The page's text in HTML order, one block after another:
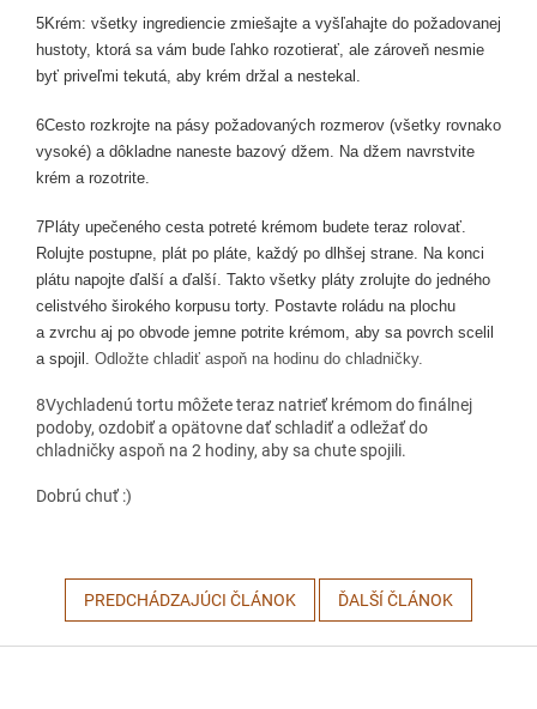
5Krém: všetky ingrediencie zmiešajte a vyšľahajte do požadovanej
hustoty, ktorá sa vám bude ľahko rozotierať, ale zároveň nesmie
byť priveľmi tekutá, aby krém držal a nestekal.
6Cesto rozkrojte na pásy požadovaných rozmerov (všetky rovnako
vysoké) a dôkladne naneste bazový džem. Na džem navrstvite
krém a rozotrite.
7Pláty upečeného cesta potreté krémom budete teraz rolovať.
Rolujte postupne, plát po pláte, každý po dlhšej strane. Na konci
plátu napojte ďalší a ďalší. Takto všetky pláty zrolujte do jedného
celistvého širokého korpusu torty. Postavte roládu na plochu
a zvrchu aj po obvode jemne potrite krémom, aby sa povrch scelil
a spojil. Odložte chladiť aspoň na hodinu do chladničky.
8Vychladenú tortu môžete teraz natrieť krémom do finálnej
podoby, ozdobiť a opätovne dať schladiť a odležať do
chladničky aspoň na 2 hodiny, aby sa chute spojili.
Dobrú chuť :)
PREDCHÁDZAJÚCI ČLÁNOK ĎALŠÍ ČLÁNOK